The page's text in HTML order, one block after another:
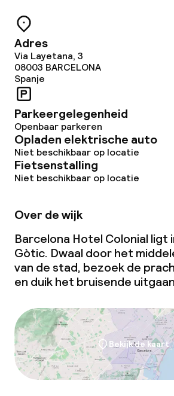
Adres
Via Layetana, 3
08003 BARCELONA
Spanje
Parkeergelegenheid
Openbaar parkeren
Opladen elektrische auto
Niet beschikbaar op locatie
Fietsenstalling
Niet beschikbaar op locatie
Over de wijk
Barcelona Hotel Colonial ligt
Gòtic. Dwaal door het
van de stad, bezoek de
en duik het bruisende
Bekijk de kaart